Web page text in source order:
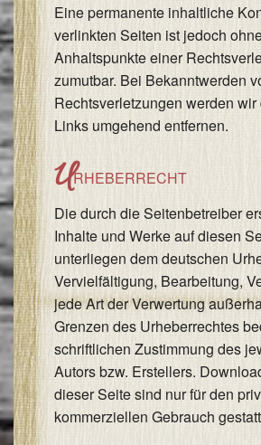
Eine permanente inhaltliche
verlinkten Seiten ist jedoch
Anhaltspunkte einer
zumutbar. Bei Bekanntwerden
Rechtsverletzungen werden wir
Links umgehend entfernen.
URHEBERRECHT
Die durch die Seitenbetreiber
Inhalte und Werke auf diesen
unterliegen dem deutschen
Vervielfältigung, Bearbeitung,
jede Art der Verwertung
Grenzen des Urheberrechtes
schriftlichen Zustimmung des
Autors bzw. Erstellers.
dieser Seite sind nur für den
kommerziellen Gebrauch